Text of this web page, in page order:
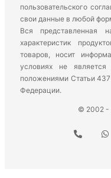
пользовательского
свои данные в любой
Вся представленная
характеристик
товаров, носит
условиях не является
положениями Статьи
Федерации.
© 2002 -